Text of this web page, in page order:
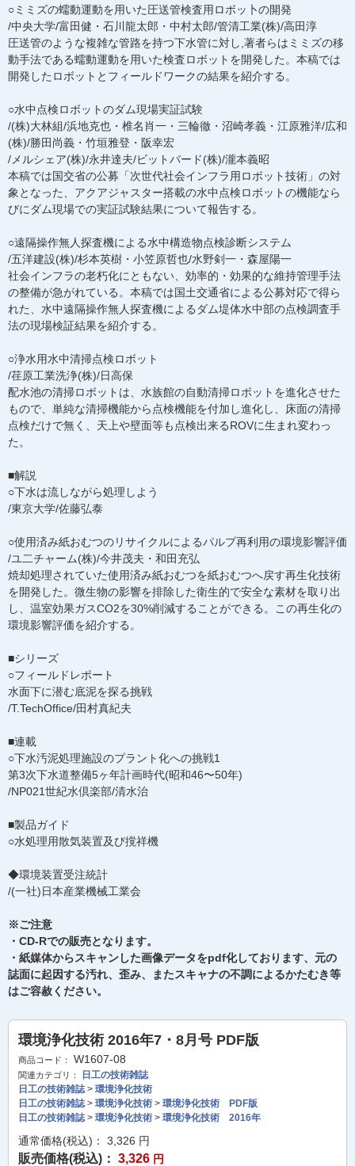
○ミミズの蠕動運動を用いた圧送管検査用ロボッ卜の開発
/中央大学/富田健・石川龍太郎・中村太郎/管清工業(株)/高田淳
圧送管のような複雑な管路を持つ下水管に対し,著者らはミミズの移
動手法である蠕動運動を用いた検査ロボットを開発した。本稿では
開発したロボットとフィールドワークの結果を紹介する。
○水中点検ロボットのダム現場実証試験
/(株)大林組/浜地克也・椎名肖一・三輪徹・沼崎孝義・江原雅洋/広和
(株)/勝田尚義・竹垣雅登・阪幸宏
/メルシェア(株)/永井達夫/ビットバード(株)/瀧本義昭
本稿では国交省の公募「次世代社会インフラ用ロボット技術」の対
象となった、アクアジャスター搭載の水中点検ロボットの機能なら
びにダム現場での実証試験結果について報告する。
○遠隔操作無人探査機による水中構造物点検診断システム
/五洋建設(株)/杉本英樹・小笠原哲也/水野剣一・森屋陽一
社会インフラの老朽化にともない、効率的・効果的な維持管理手法
の整備が急がれている。本稿では国土交通省による公募対応で得ら
れた、水中遠隔操作無人探査機によるダム堤体水中部の点検調査手
法の現場検証結果を紹介する。
○浄水用水中清掃点検ロボット
/荏原工業洗浄(株)/日高保
配水池の清掃ロボットは、水族館の自動清掃ロボットを進化させた
もので、単純な清掃機能から点検機能を付加し進化し、床面の清掃
点検だけで無く、天上や壁面等も点検出来るROVに生まれ変わっ
た。
■解説
○下水は流しながら処理しよう
/東京大学/佐藤弘泰
○使用済み紙おむつのリサイクルによるパルプ再利用の環境影響評価
/ユ二チャーム(株)/今井茂夫・和田充弘
焼却処理されていた使用済み紙おむつを紙おむつへ戻す再生化技術
を開発した。微生物の影響を排除した衛生的で安全な素材を取り出
し、温室効果ガスCO2を30%削減することができる。この再生化の
環境影響評価を紹介する。
■シリーズ
○フィールドレポート
水面下に潜む底泥を探る挑戦
/T.TechOffice/田村真紀夫
■連載
○下水汚泥処理施設のプラント化への挑戦1
第3次下水道整備5ヶ年計画時代(昭和46〜50年)
/NP021世紀水倶楽部/清水治
■製品ガイド
○水処理用散気装置及び撹祥機
◆環境装置受注統計
/(一社)日本産業機械工業会
※ご注意
・CD-Rでの販売となります。
・紙媒体からスキャンした画像データをpdf化しております、元の
誌面に起因する汚れ、歪み、またスキャナの不調によるかたむき等
はご容赦ください。
環境浄化技術 2016年7・8月号 PDF版
商品コード： W1607-08
関連カテゴリ：
日工の技術雑誌
日工の技術雑誌> 環境浄化技術
日工の技術雑誌> 環境浄化技術 > 環境浄化技術 PDF版
日工の技術雑誌> 環境浄化技術 > 環境浄化技術 2016年
通常価格(税込)： 3,326 円
販売価格(税込)： 3,326 円